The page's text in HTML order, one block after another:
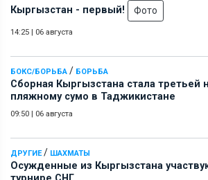
Кыргызстан - первый!
Фото
14:25 | 06 августа
БОКС/БОРЬБА / БОРЬБА
Сборная Кыргызстана стала третьей
пляжному сумо в Таджикистане
09:50 | 06 августа
ДРУГИЕ/ ШАХМАТЫ
Осужденные из Кыргызстана